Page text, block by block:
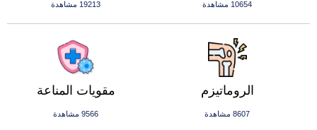
19213 مشاهدة 10654 مشاهدة
مقويات المناعة
9566 مشاهدة
الروماتيزم
8607 مشاهدة